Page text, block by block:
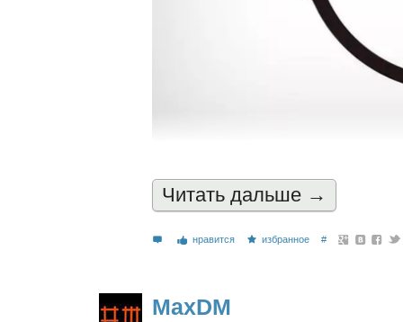
Читать дальшe →
нравится избранное #
MaxDM